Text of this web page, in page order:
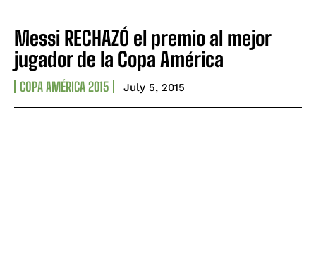
Messi RECHAZÓ el premio al mejor
jugador de la Copa América
COPA AMÉRICA 2015 July 5, 2015